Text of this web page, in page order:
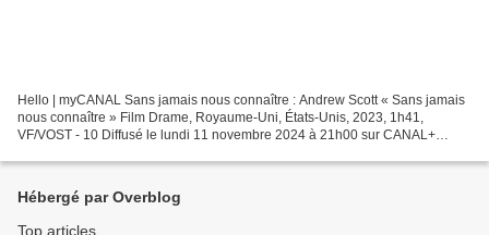
Hello | myCANAL Sans jamais nous connaître : Andrew Scott « Sans jamais
nous connaître » Film Drame, Royaume-Uni, États-Unis, 2023, 1h41,
VF/VOST - 10 Diffusé le lundi 11 novembre 2024 à 21h00 sur CANAL+
Hébergé par Overblog
Top articles